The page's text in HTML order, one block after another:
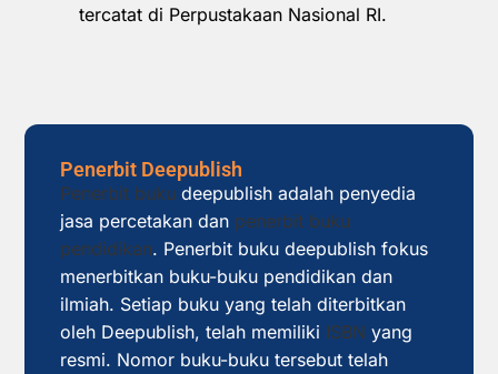
tercatat di Perpustakaan Nasional RI.
Penerbit Deepublish
Penerbit buku deepublish adalah penyedia
jasa percetakan dan penerbit buku
pendidikan. Penerbit buku deepublish fokus
menerbitkan buku-buku pendidikan dan
ilmiah. Setiap buku yang telah diterbitkan
oleh Deepublish, telah memiliki ISBN yang
resmi. Nomor buku-buku tersebut telah